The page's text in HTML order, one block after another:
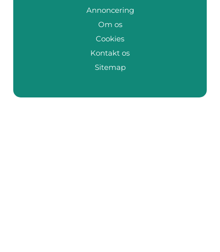
Annoncering
Om os
Cookies
Kontakt os
Sitemap